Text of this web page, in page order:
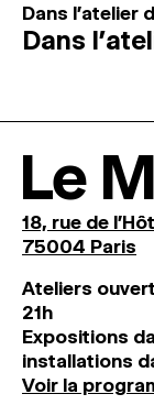
Dans l'atelier
Dans
Le
18, rue de
75004 Paris
Ateliers
21h
Expositions
installations
Voir la